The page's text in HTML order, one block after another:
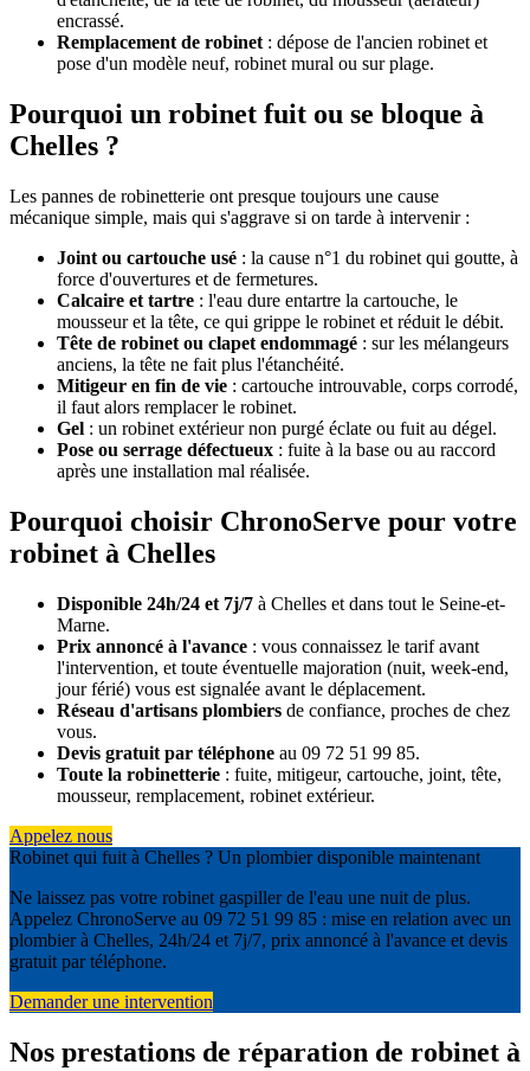
encrassé.
Remplacement de robinet : dépose de l'ancien robinet et
pose d'un modèle neuf, robinet mural ou sur plage.
Pourquoi un robinet fuit ou se bloque à
Chelles ?
Les pannes de robinetterie ont presque toujours une cause
mécanique simple, mais qui s'aggrave si on tarde à intervenir :
Joint ou cartouche usé : la cause n°1 du robinet qui goutte, à
force d'ouvertures et de fermetures.
Calcaire et tartre : l'eau dure entartre la cartouche, le
mousseur et la tête, ce qui grippe le robinet et réduit le débit.
Tête de robinet ou clapet endommagé : sur les mélangeurs
anciens, la tête ne fait plus l'étanchéité.
Mitigeur en fin de vie : cartouche introuvable, corps corrodé,
il faut alors remplacer le robinet.
Gel : un robinet extérieur non purgé éclate ou fuit au dégel.
Pose ou serrage défectueux : fuite à la base ou au raccord
après une installation mal réalisée.
Pourquoi choisir ChronoServe pour votre
robinet à Chelles
Disponible 24h/24 et 7j/7 à Chelles et dans tout le Seine-et-
Marne.
Prix annoncé à l'avance : vous connaissez le tarif avant
l'intervention, et toute éventuelle majoration (nuit, week-end,
jour férié) vous est signalée avant le déplacement.
Réseau d'artisans plombiers de confiance, proches de chez
vous.
Devis gratuit par téléphone au 09 72 51 99 85.
Toute la robinetterie : fuite, mitigeur, cartouche, joint, tête,
mousseur, remplacement, robinet extérieur.
Appelez nous
Robinet qui fuit à Chelles ? Un plombier disponible maintenant
Ne laissez pas votre robinet gaspiller de l'eau une nuit de plus.
Appelez ChronoServe au 09 72 51 99 85 : mise en relation avec un
plombier à Chelles, 24h/24 et 7j/7, prix annoncé à l'avance et devis
gratuit par téléphone.
Demander une intervention
Nos prestations de réparation de robinet à